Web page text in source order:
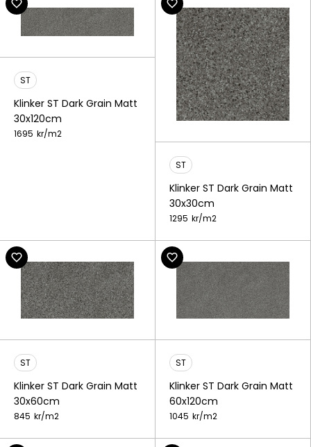
ST
Klinker ST Dark Grain Matt
30x120cm
1695 kr/m2
ST
Klinker ST Dark Grain Matt
30x30cm
1295 kr/m2
ST
Klinker ST Dark Grain Matt
30x60cm
845 kr/m2
ST
Klinker ST Dark Grain Matt
60x120cm
1045 kr/m2